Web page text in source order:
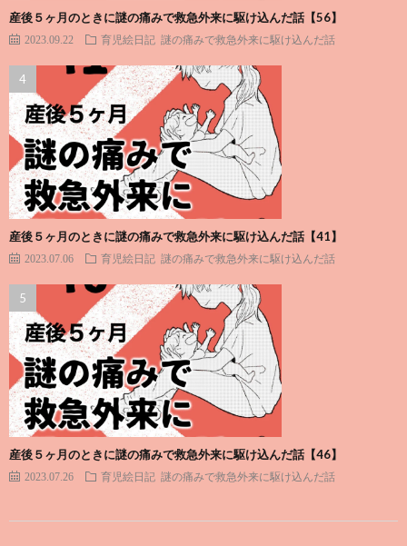
産後５ヶ月のときに謎の痛みで救急外来に駆け込んだ話【56】
2023.09.22 育児絵日記 謎の痛みで救急外来に駆け込んだ話
産後５ヶ月のときに謎の痛みで救急外来に駆け込んだ話【41】
2023.07.06 育児絵日記 謎の痛みで救急外来に駆け込んだ話
産後５ヶ月のときに謎の痛みで救急外来に駆け込んだ話【46】
2023.07.26 育児絵日記 謎の痛みで救急外来に駆け込んだ話